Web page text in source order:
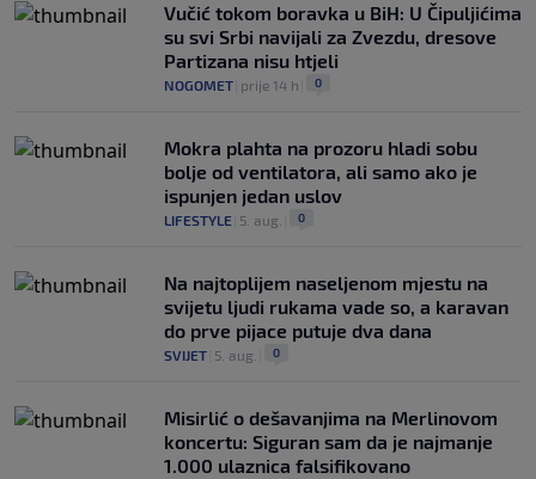
Vučić tokom boravka u BiH: U Čipuljićima
su svi Srbi navijali za Zvezdu, dresove
Partizana nisu htjeli
NOGOMET prije 14 h 0
Mokra plahta na prozoru hladi sobu
bolje od ventilatora, ali samo ako je
ispunjen jedan uslov
LIFESTYLE 5. aug. 0
Na najtoplijem naseljenom mjestu na
svijetu ljudi rukama vade so, a karavan
do prve pijace putuje dva dana
SVIJET 5. aug. 0
Misirlić o dešavanjima na Merlinovom
koncertu: Siguran sam da je najmanje
1.000 ulaznica falsifikovano